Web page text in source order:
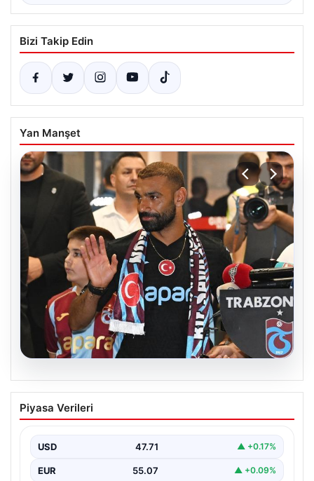
Bizi Takip Edin
Yan Manşet
İşte Muhammed Salah’ın ilk sözleri
Piyasa Verileri
USD 47.71 ▲ +0.17%
EUR 55.07 ▲ +0.09%